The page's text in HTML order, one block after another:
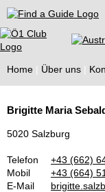
Find a
Home Über uns
Guides
Brigitte Maria
5020 Salzburg
Telefon
+43 (662)
Mobil
+43 (664)
E-Mail